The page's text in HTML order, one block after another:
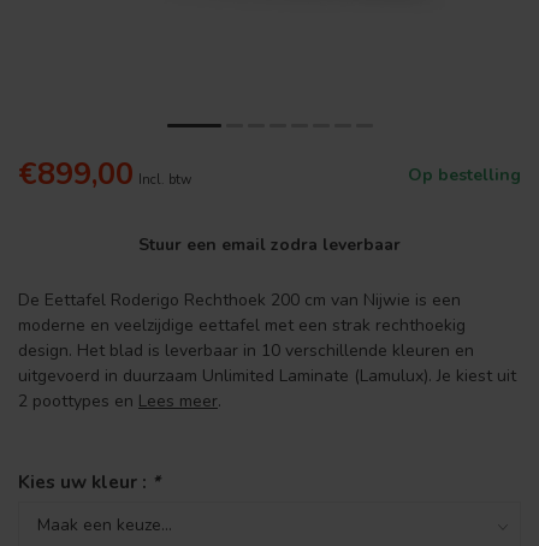
€899,00 Incl. btw Op bestelling
Stuur een email zodra leverbaar
De Eettafel Roderigo Rechthoek 200 cm van Nijwie is een
moderne en veelzijdige eettafel met een strak rechthoekig
design. Het blad is leverbaar in 10 verschillende kleuren en
uitgevoerd in duurzaam Unlimited Laminate (Lamulux). Je kiest uit
2 poottypes en Lees meer.
Kies uw kleur : *